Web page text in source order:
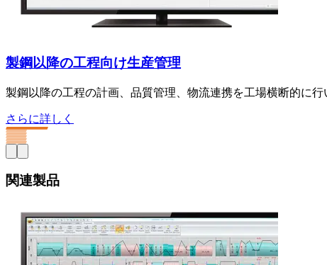
製鋼以降の工程向け生産管理
製鋼以降の工程の計画、品質管理、物流連携を工場横断的に行
さらに詳しく
関連製品